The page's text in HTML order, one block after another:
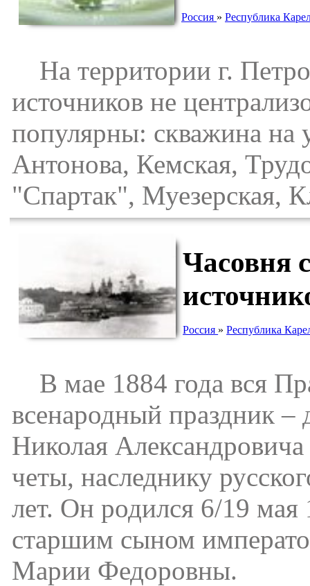
Россия » Республика
На территории г.
источников не
популярны: скважина на
Антонова, Кемская,
"Спартак", Муезерская,
Часовня
Россия »Республика
В мае 1884 года вся
всенародный праздник –
Николая
четы, наследнику
лет. Он родился 6/19 мая
старшим сыном
Марии Федоровны.